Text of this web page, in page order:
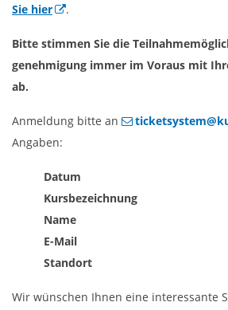
Sie hier
.
Bitte stimmen Sie die
genehmigung immer im Voraus mit
ab.
Anmeldung bitte an
Angaben:
Datum
Kursbezeichnung
Name
E-Mail
Standort
Wir wünschen Ihnen eine interessante